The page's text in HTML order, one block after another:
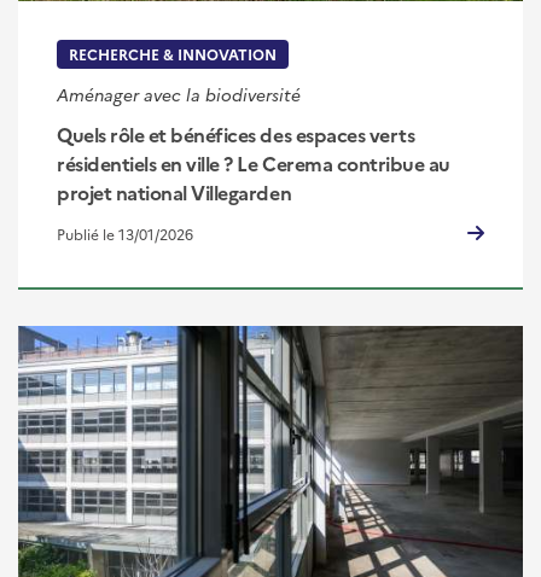
RECHERCHE & INNOVATION
Aménager avec la biodiversité
Quels rôle et bénéfices des espaces verts
résidentiels en ville ? Le Cerema contribue au
projet national Villegarden
Publié le 13/01/2026